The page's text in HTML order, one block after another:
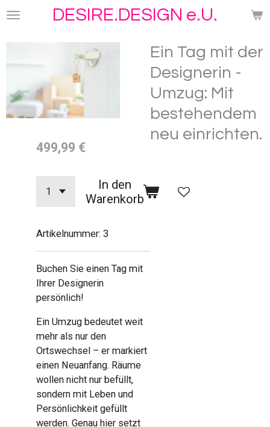
Zum
DESIRE.DESIGN e.U.
Ein Tag mit der
Designerin -
Umzug: Mit
bestehendem
neu einrichten.
499,99 €
In den
Warenkorb
Artikelnummer: 3
Buchen Sie einen Tag mit
Ihrer Designerin
persönlich!
Ein Umzug bedeutet weit
mehr als nur den
Ortswechsel – er markiert
einen Neuanfang. Räume
wollen nicht nur befüllt,
sondern mit Leben und
Persönlichkeit gefüllt
werden. Genau hier setzt